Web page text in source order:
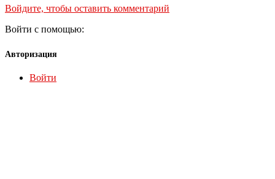
Войдите, чтобы оставить комментарий
Войти с помощью:
Авторизация
Войти